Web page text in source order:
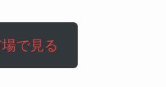
で見る